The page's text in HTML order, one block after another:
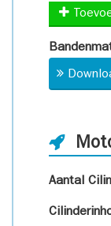
Aantal